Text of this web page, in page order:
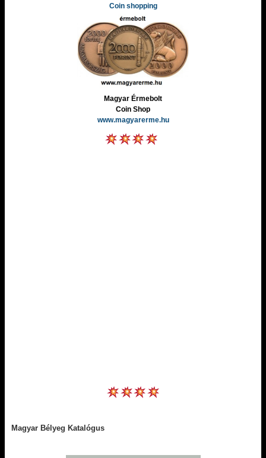
Coin shopping
Magyar Érmebolt
Coin Shop
www.magyarerme.hu
Magyar Bélyeg Katalógus